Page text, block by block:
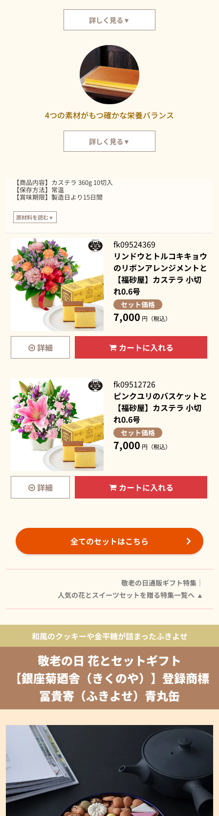
詳しく見る▼
ています。卵の手割りに始まり、泡立て、混合、攪拌、焼き上げまでおこな
っております。卵の泡立ては「別立法」。別立法とは、まず白身を十分に泡
立て、その後に黄身とザラメ糖を加えてさらに攪拌する製法です。手立ての
泡の良さから、ふっくらとしたカステラが生まれます。
4つの素材がもつ確かな栄養バランス
詳しく見る▼
豊かな味わいは、おじいちゃん・おばあちゃんへのプレゼントにぴったりで
す。
【商品内容】カステラ 360g 10切入
【保存方法】常温
【賞味期限】製造日より15日間
原材料を読む▼
【原材料】
鶏卵（国産）、砂糖、小麦粉、水あめ
fk09524369
リンドウとトルコキキョウ
のリボンアレンジメントと
【福砂屋】カステラ 小切
れ0.6号
セット価格
7,000 円（税込）
詳細 カートに入れる
fk09512726
ピンクユリのバスケットと
【福砂屋】カステラ 小切
れ0.6号
セット価格
7,000 円（税込）
詳細 カートに入れる
全てのセットはこちら
敬老の日通販ギフト特集｜
人気の花とスイーツセットを贈る特集一覧へ
和風のクッキーや金平糖が詰まったふきよせ
敬老の日 花とセットギフト
【銀座菊廼舎（きくのや）】登録商標
冨貴寄（ふきよせ）青丸缶